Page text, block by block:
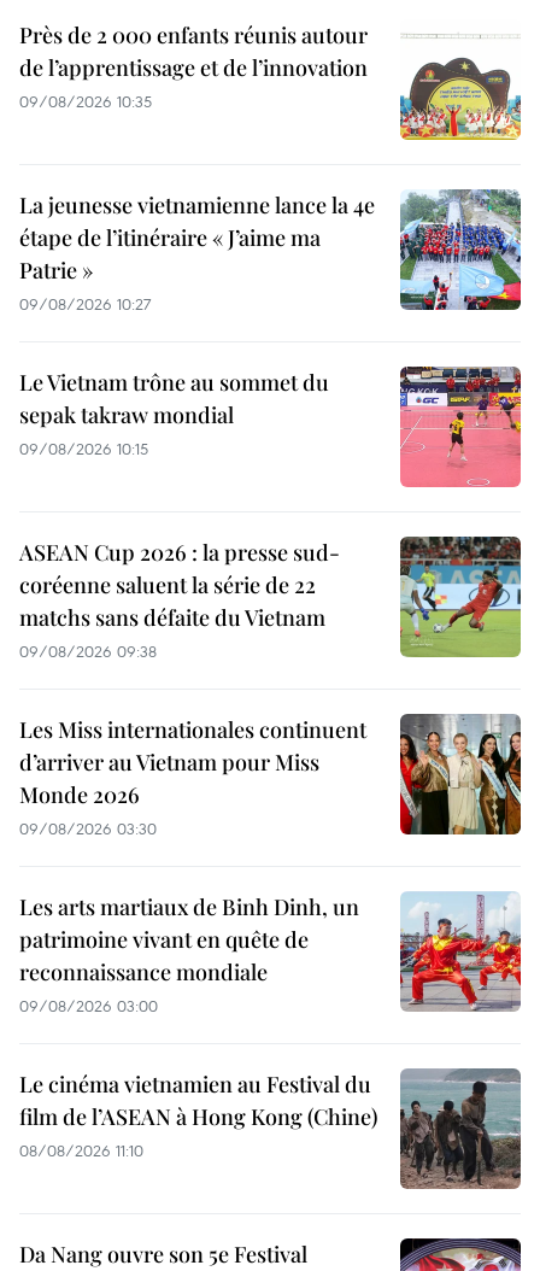
Près de 2 000 enfants réunis autour
de l’apprentissage et de l’innovation
09/08/2026 10:35
La jeunesse vietnamienne lance la 4e
étape de l’itinéraire « J’aime ma
Patrie »
09/08/2026 10:27
Le Vietnam trône au sommet du
sepak takraw mondial
09/08/2026 10:15
ASEAN Cup 2026 : la presse sud-
coréenne saluent la série de 22
matchs sans défaite du Vietnam
09/08/2026 09:38
Les Miss internationales continuent
d’arriver au Vietnam pour Miss
Monde 2026
09/08/2026 03:30
Les arts martiaux de Binh Dinh, un
patrimoine vivant en quête de
reconnaissance mondiale
09/08/2026 03:00
Le cinéma vietnamien au Festival du
film de l’ASEAN à Hong Kong (Chine)
08/08/2026 11:10
Da Nang ouvre son 5e Festival